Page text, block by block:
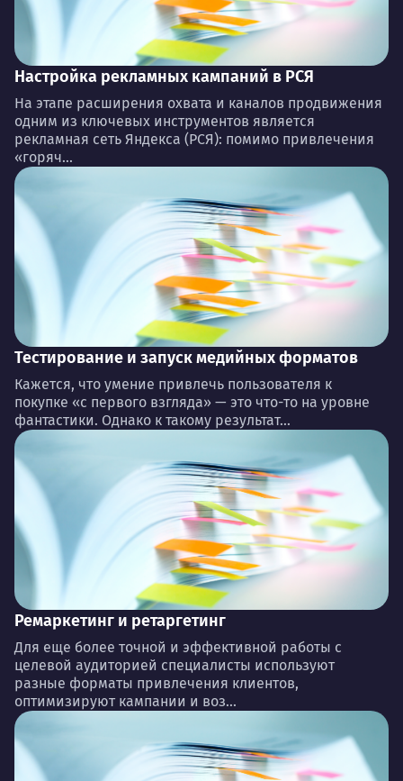
Настройка рекламных кампаний в РСЯ
На этапе расширения охвата и каналов продвижения
одним из ключевых инструментов является
рекламная сеть Яндекса (РСЯ): помимо привлечения
«горяч...
Тестирование и запуск медийных форматов
Кажется, что умение привлечь пользователя к
покупке «с первого взгляда» — это что-то на уровне
фантастики. Однако к такому результат...
Ремаркетинг и ретаргетинг
Для еще более точной и эффективной работы с
целевой аудиторией специалисты используют
разные форматы привлечения клиентов,
оптимизируют кампании и воз...